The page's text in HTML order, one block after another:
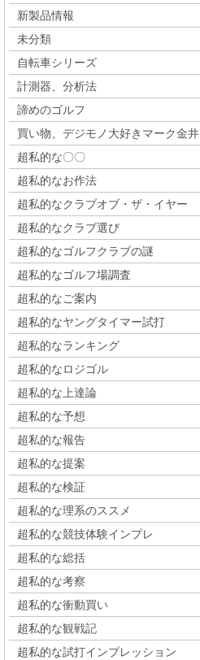
新製品情報
未分類
自転車シリーズ
計測器、分析法
諦めのゴルフ
買い物、デジモノ大好きマーク金井
超私的な〇〇
超私的なお作法
超私的なクラブオブ・ザ・イヤー
超私的なクラブ選び
超私的なゴルフクラブの謎
超私的なゴルフ場調査
超私的なご案内
超私的なヤングタイマー試打
超私的なランキング
超私的なロジゴル
超私的な上達論
超私的な予想
超私的な報告
超私的な提案
超私的な検証
超私的な理系のススメ
超私的な競技体験インプレ
超私的な総括
超私的な考察
超私的な衝動買い
超私的な観戦記
超私的な試打インプレッション